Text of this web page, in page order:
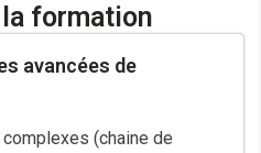
formation
avancées de
(chaine de